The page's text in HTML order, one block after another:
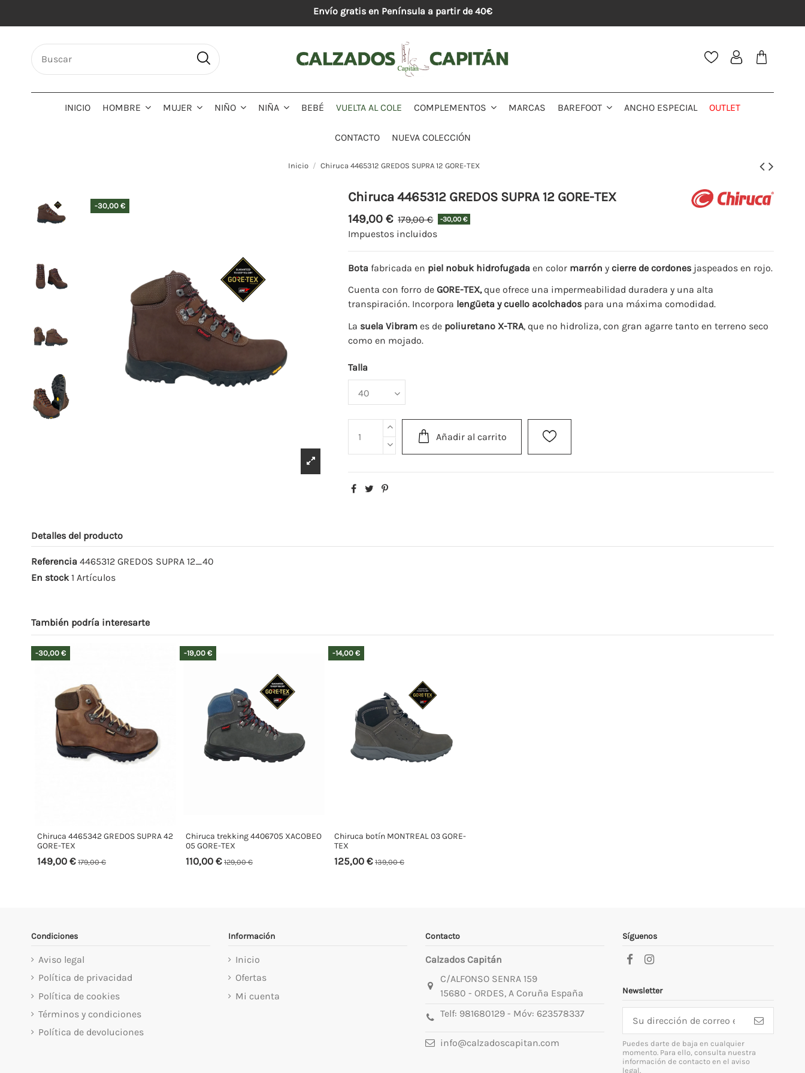
Envío gratis en Península a partir de 40€
INICIO HOMBRE MUJER NIÑO NIÑA BEBÉ VUELTA AL COLE COMPLEMENTOS MARCAS BAREFOOT ANCHO ESPECIAL OUTLET
CONTACTO NUEVA COLECCIÓN
Inicio Chiruca 4465312 GREDOS SUPRA 12 GORE-TEX
-30,00 €
Chiruca 4465312 GREDOS SUPRA 12 GORE-TEX
149,00 € 179,00 € -30,00 €
Impuestos incluidos
Bota fabricada en piel nobuk hidrofugada en color marrón y cierre de cordones jaspeados en rojo.
Cuenta con forro deGORE-TEX,que ofrece una impermeabilidad duradera y una alta
transpiración. Incorpora lengüeta y cuello acolchados para una máxima comodidad.
La suela Vibram es de poliuretano X-TRA, que no hidroliza, con gran agarre tanto en terreno seco
como en mojado.
Talla
Añadir al carrito
Detalles del producto
Referencia 4465312 GREDOS SUPRA 12_40
En stock 1 Artículos
También podría interesarte
-30,00 €
Chiruca 4465342 GREDOS SUPRA 42
GORE-TEX
149,00 € 179,00 €
-19,00 €
Chiruca trekking 4406705 XACOBEO
05 GORE-TEX
110,00 € 129,00 €
-14,00 €
Chiruca botín MONTREAL 03 GORE-
TEX
125,00 € 139,00 €
Condiciones
Aviso legal
Política de privacidad
Política de cookies
Términos y condiciones
Política de devoluciones
Información
Inicio
Ofertas
Mi cuenta
Contacto
Calzados Capitán
C/ALFONSO SENRA 159
15680 - ORDES, A Coruña España
Telf: 981680129- Móv: 623578337
info@calzadoscapitan.com
Síguenos
Newsletter
Puedes darte de baja en cualquier
momento. Para ello, consulta nuestra
información de contacto en el aviso
legal.